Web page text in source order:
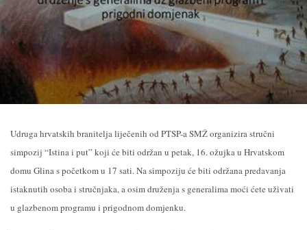
Udruga hrvatskih branitelja liječenih od PTSP-a SMŽ organizira stručni
simpozij “Istina i put” koji će biti održan u petak, 16. ožujka u Hrvatskom
domu Glina s početkom u 17 sati. Na simpoziju će biti održana predavanja
istaknutih osoba i stručnjaka, a osim druženja s generalima moći ćete uživati
u glazbenom programu i prigodnom domjenku.